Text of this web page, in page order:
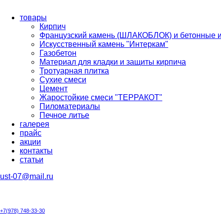
товары
Кирпич
Французский камень (ШЛАКОБЛОК) и бетонные
Искусственный камень "Интеркам"
Газобетон
Материал для кладки и защиты кирпича
Тротуарная плитка
Сухие смеси
Цемент
Жаростойкие смеси "ТЕРРАКОТ"
Пиломатериалы
Печное литье
галерея
прайс
акции
контакты
cтатьи
ust-07@mail.ru
+7(978) 748-33-30